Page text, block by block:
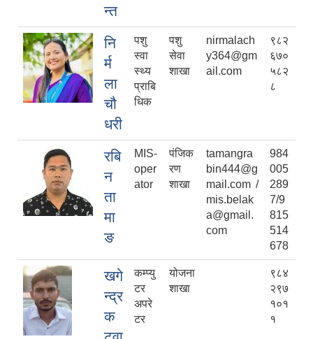
न्त
नि
र्म
ला
चौ
धरी
पशु
स्वा
स्थ्य
प्राबि
धिक
पशु
सेवा
शाखा
nirmalach
y364@gm
ail.com
९८२
६७०
५८२
८
रबि
न
ता
मा
ङ
MIS-
oper
ator
पंजिक
रण
शाखा
tamangra
bin444@g
mail.com /
mis.belak
a@gmail.
com
984
005
289
7/9
815
514
678
खगे
न्द्र
क
कम्प्यु
टर
अपरे
टर
योजना
शाखा
९८४
२९७
१०१
१